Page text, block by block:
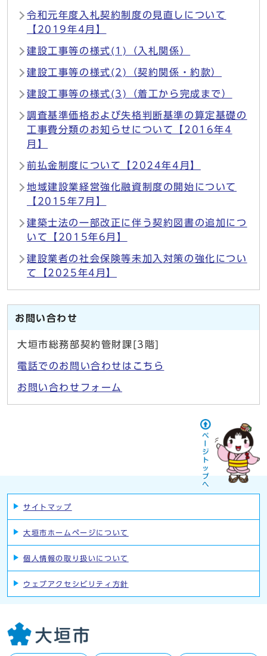
令和元年度入札契約制度の見直しについて
【2019年4月】
建設工事等の様式(1)（入札関係）
建設工事等の様式(2)（契約関係・約款）
建設工事等の様式(3)（着工から完成まで）
調査基準価格および失格判断基準の算定基礎の
工事費分類のお知らせについて【2016年4
月】
前払金制度について【2024年4月】
地域建設業経営強化融資制度の開始について
【2015年7月】
建築士法の一部改正に伴う契約図書の追加につ
いて【2015年6月】
建設業者の社会保険等未加入対策の強化につい
て【2025年4月】
お問い合わせ
大垣市総務部契約管財課[3階]
電話でのお問い合わせはこちら
お問い合わせフォーム
サイトマップ
大垣市ホームページについて
個人情報の取り扱いについて
ウェブアクセシビリティ方針